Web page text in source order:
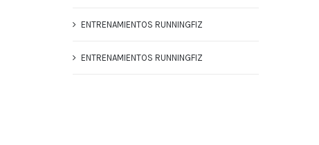
ENTRENAMIENTOS RUNNINGFIZ
ENTRENAMIENTOS RUNNINGFIZ